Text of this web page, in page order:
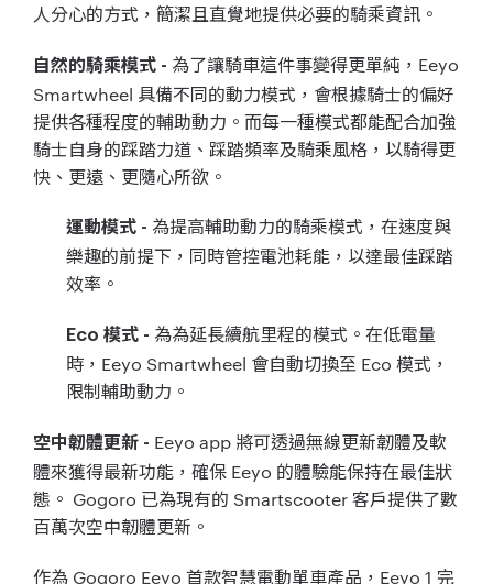
人分心的方式， 簡潔且直覺地提供必要的騎乘資訊。
自然的騎乘模式 - 為了讓騎車這件事變得更單純， Eeyo
Smartwheel 具備不同的動力模式， 會根據騎士的偏好
提供各種程度的輔助動力。 而每一種模式都能配合加強
騎士自身的踩踏力道、 踩踏頻率及騎乘風格，以騎得更
快、更遠、更隨心所欲。
運動模式 - 為提高輔助動力的騎乘模式， 在速度與
樂趣的前提下，同時管控電池耗能，以達最佳踩踏
效率。
Eco 模式 - 為為延長續航里程的模式。 在低電量
時， Eeyo Smartwheel 會自動切換至 Eco 模式，
限制輔助動力。
空中韌體更新 - Eeyo app 將可透過無線更新韌體及軟
體來獲得最新功能，確保 Eeyo 的體驗能保持在最佳狀
態。 Gogoro 已為現有的 Smartscooter客戶提供了數
百萬次空中韌體更新。
作為 Gogoro Eeyo 首款智慧電動單車產品， Eeyo 1 完